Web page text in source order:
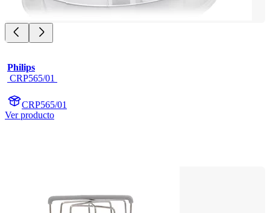
Philips
CRP565/01
CRP565/01
Ver producto